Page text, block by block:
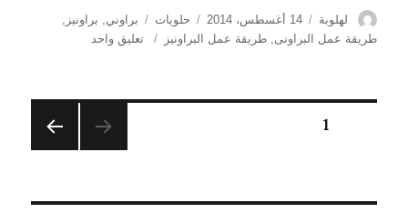
الكاتب
لهلوبة
نُشرت
في
14 أغسطس، 2014 التصنيفات
حلويات الوسوم
براوني, براونيز ,
طريقة عمل البراونى,طريقة عمل البراونيز تعليق واحد
تصفّح
الصفحة1
الصفحة